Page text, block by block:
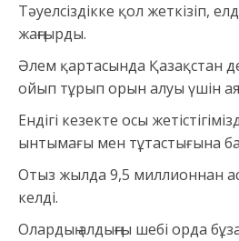
Тәуелсіздікке қол жеткізіп,
жаңғырды.
Әлем қартасында Қазақстан
ойып тұрып орын алуы үшін
Ендігі кезекте осы
ынтымағы мен тұтастығына
Отыз жылда 9,5 миллионнан
келді.
Олардың алдыңғы шебі орда